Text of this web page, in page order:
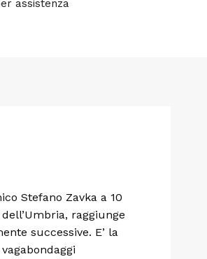
assistenza
Stefano Zavka a 10
raggiunge
successive. E’ la